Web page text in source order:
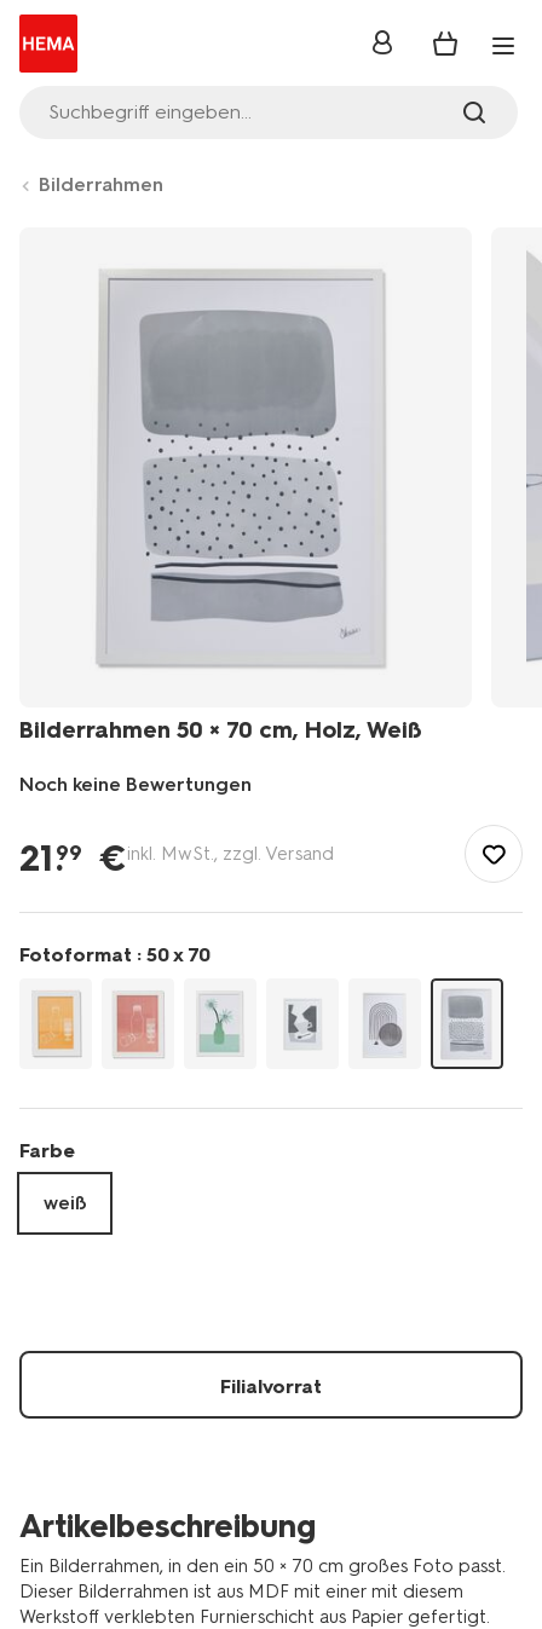
Suchbegriff eingeben...
Anmelden
Bilderrahmen
Bilderrahmen 50 × 70 cm, Holz, Weiß
Noch keine Bewertungen
de/wohnen/wohnaccessoires/bilderrahmen/bilderrahmen-
50-
70-
cm-
holz-
wei%C3%9F-
13621044.html
21.
99 €inkl. MwSt., zzgl. Versand
Fotoformat : 50 x 70
Farbe
weiß
Filialvorrat
Artikelbeschreibung
Ein Bilderrahmen, in den ein 50 × 70 cm großes Foto passt.
Dieser Bilderrahmen ist aus MDF mit einer mit diesem
Werkstoff verklebten Furnierschicht aus Papier gefertigt.